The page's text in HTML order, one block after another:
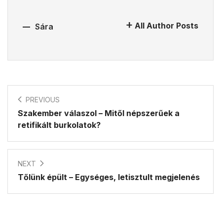
Sára All Author Posts
PREVIOUS
Szakember válaszol – Mitől népszerűek a
retifikált burkolatok?
NEXT
Tőlünk épült – Egységes, letisztult megjelenés